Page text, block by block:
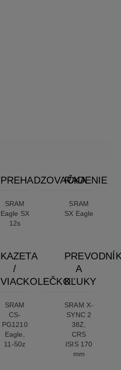
PREHADZOVAČKA
SRAM
Eagle SX
12s
RADENIE
SRAM
SX Eagle
KAZETA
/
VIACKOLEČKO
SRAM
CS-
PG1210
Eagle,
11-50z
A
KĽUKY
SRAM X-
SYNC 2
38Z,
CRS
ISIS 170
mm